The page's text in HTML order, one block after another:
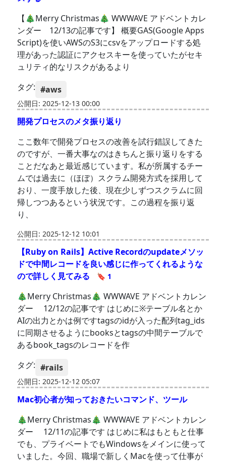
【🎄Merry Christmas🎄 WWWAVE アドベントカレ
ンダー 12/13の記事です】 概要GAS(Google Apps
Script)を使いAWSのS3にcsvをアップロードする処
理があった認証にアクセスキーを使っていたがセキ
ュリティ的なリスクがあるより
タグ: #aws
公開日: 2025-12-13 00:00
開発プロセスのメタ振り返り
ここ数年で開発プロセスの改善を試行錯誤してきた
のですが、一番大事なのはきちんと振り返りをする
ことだなあと最近感じています。私が所属するチー
ムでは過去に（ほぼ）スクラム開発方式を採用して
おり、一度手放した後、現在少しずつスクラムに回
帰しつつあるという状況です。この過程を振り返
り、
公開日: 2025-12-12 10:01
【Ruby on Rails】Active Recordのupdateメソッ
ドで中間レコードを良い感じに作ってくれるような
ので詳しく見てみる
🔖 1
🎄Merry Christmas🎄 WWWAVE アドベントカレン
ダー 12/12の記事です はじめに※テーブル名とか
AIの出力とかは例ですtagsのidが入った配列tag_ids
に同期させるようにbooksとtagsの中間テーブルで
あるbook_tagsのレコードを作
タグ: #rails
公開日: 2025-12-12 05:07
Mac初心者が知っておきたいコマンド、ツール
🎄Merry Christmas🎄 WWWAVE アドベントカレン
ダー 12/11の記事です はじめに私はもともと仕事
でも、プライベートでもWindowsをメインに使って
いました。今回、職場で新しくMacを使って仕事が